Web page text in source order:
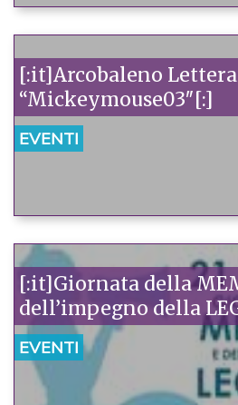
[:it]Arcobaleno
“Mickeymouse03″[:]
EVENTI
[:it]Giornata della
dell’impegno della
EVENTI